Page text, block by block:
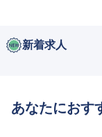
新着求人
あなたにおす